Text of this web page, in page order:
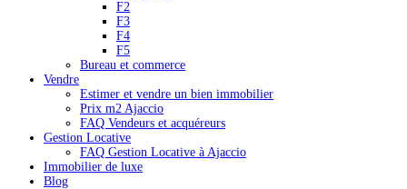
F2
F3
F4
F5
Bureau et commerce
Vendre
Estimer et vendre un bien immobilier
Prix m2 Ajaccio
FAQ Vendeurs et acquéreurs
Gestion Locative
FAQ Gestion Locative à Ajaccio
Immobilier de luxe
Blog